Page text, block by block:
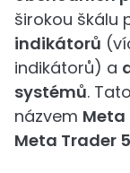
širokou škálu
indikátorů
indikátorů) a
systémů.
názvem Meta
Meta Trader 5